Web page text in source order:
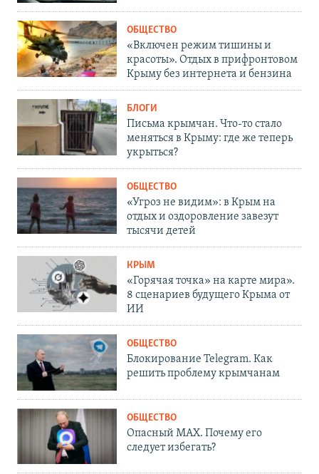
ОБЩЕСТВО
«Включен режим тишины и
красоты». Отдых в прифронтовом
Крыму без интернета и бензина
БЛОГИ
Письма крымчан. Что-то стало
меняться в Крыму: где же теперь
укрыться?
ОБЩЕСТВО
«Угроз не видим»: в Крым на
отдых и оздоровление завезут
тысячи детей
КРЫМ
«Горячая точка» на карте мира».
8 сценариев будущего Крыма от
ИИ
ОБЩЕСТВО
Блокирование Telegram. Как
решить проблему крымчанам
ОБЩЕСТВО
Опасный MAX. Почему его
следует избегать?